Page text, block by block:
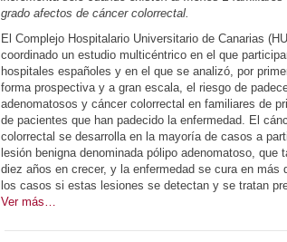
grado afectos de cáncer colorrectal.
El Complejo Hospitalario Universitario de Canarias
coordinado un estudio multicéntrico en el que
hospitales españoles y en el que se analizó, por
forma prospectiva y a gran escala, el riesgo de
adenomatosos y cáncer colorrectal en familiares de
de pacientes que han padecido la enfermedad. El
colorrectal se desarrolla en la mayoría de casos a
lesión benigna denominada pólipo adenomatoso, que
diez años en crecer, y la enfermedad se cura en más
los casos si estas lesiones se detectan y se tratan
Ver más…